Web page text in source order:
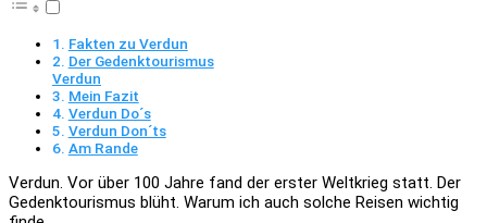
Fakten zu Verdun
Der Gedenktourismus
Verdun
Mein Fazit
Verdun Do´s
Verdun Don´ts
Am Rande
Verdun. Vor über 100 Jahre fand der erster Weltkrieg statt. Der
Gedenktourismus blüht. Warum ich auch solche Reisen wichtig